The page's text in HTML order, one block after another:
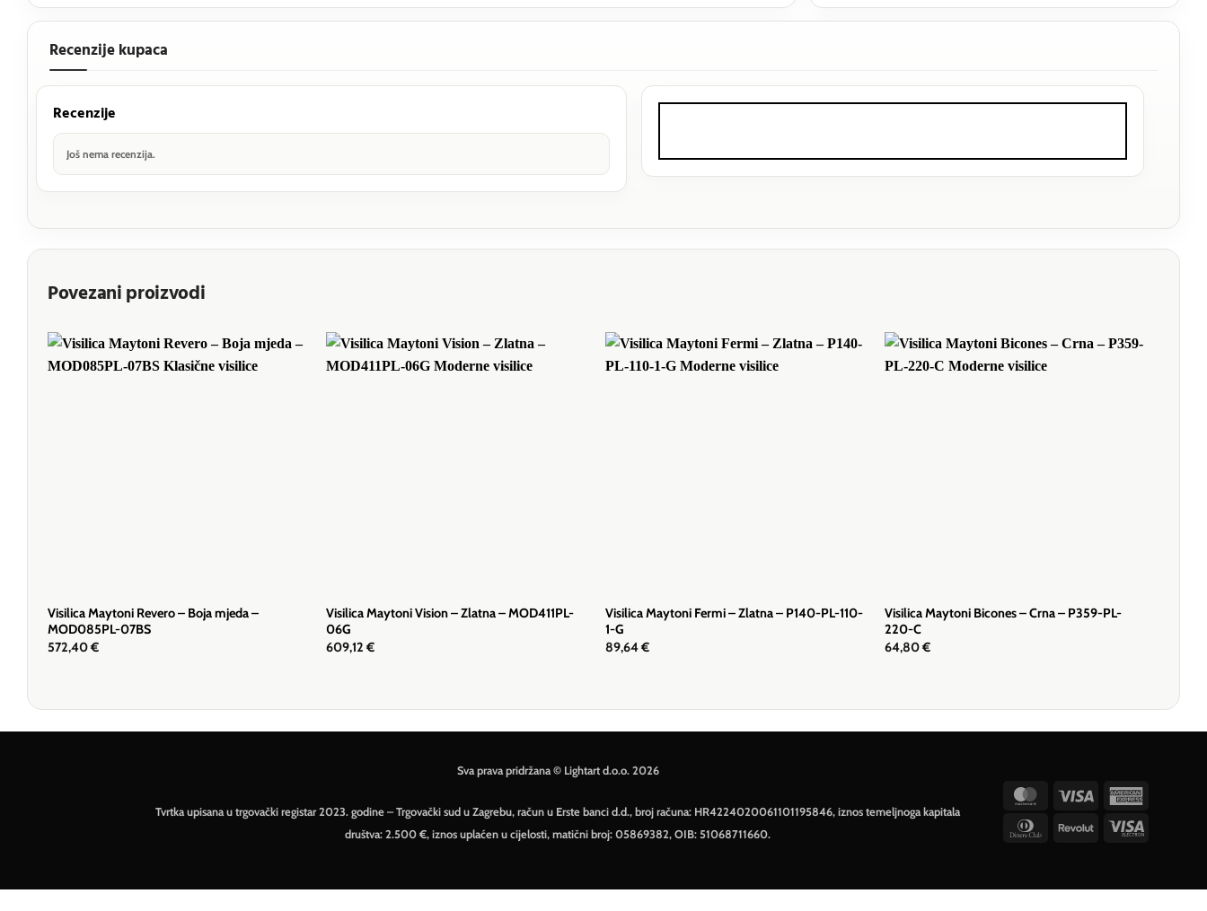
Recenzije kupaca
Recenzije
Još nema recenzija.
Povezani proizvodi
Visilica Maytoni Revero – Boja mjeda –
MOD085PL-07BS
572,40€
Visilica Maytoni Vision – Zlatna – MOD411PL-
06G
609,12€
Visilica Maytoni Fermi – Zlatna – P140-PL-110-
1-G
89,64€
Visilica Maytoni Bicones – Crna – P359-PL-
220-C
64,80€
Sva prava pridržana © Lightart d.o.o. 2026
Tvrtka upisana u trgovački registar 2023. godine – Trgovački sud u Zagrebu, račun u Erste banci d.d., broj računa: HR4224020061101195846, iznos temeljnoga kapitala
društva: 2.500 €, iznos uplaćen u cijelosti, matični broj: 05869382, OIB: 51068711660.
MasterCard
Visa
DinnersRevolutVisa